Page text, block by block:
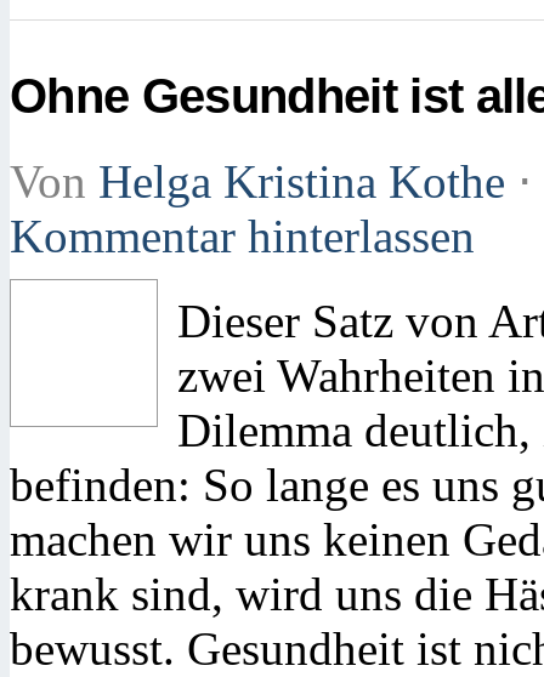
Ohne Gesundheit ist
Von Helga Kristina Kothe ⋅
Kommentar hinterlassen
Dieser Satz von
zwei Wahrheiten
Dilemma
befinden: So lange es uns
machen wir uns keinen
krank sind, wird uns die
bewusst. Gesundheit ist